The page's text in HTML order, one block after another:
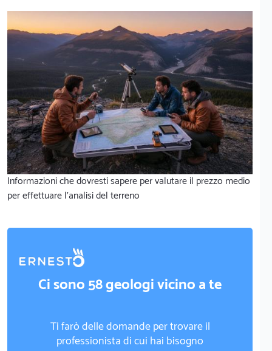
Informazioni che dovresti sapere per valutare il prezzo medio
per effettuare l'analisi del terreno
Ci sono 58 geologi vicino a te
Ti farò delle domande per trovare il
professionista di cui hai bisogno